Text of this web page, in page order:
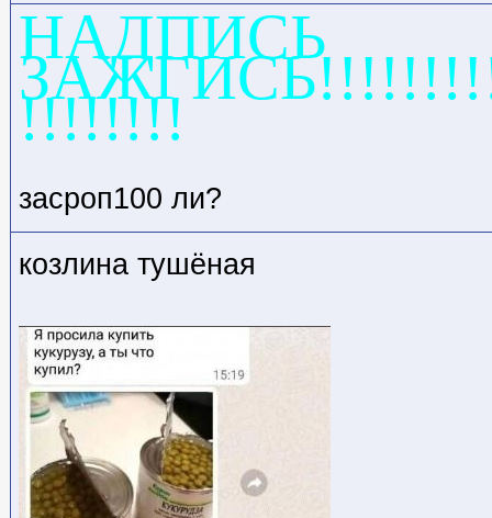
НАДПИСЬ
!!!!!!!!
засроп100 ли?
козлина тушёная